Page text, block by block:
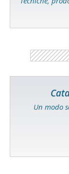
Un modo